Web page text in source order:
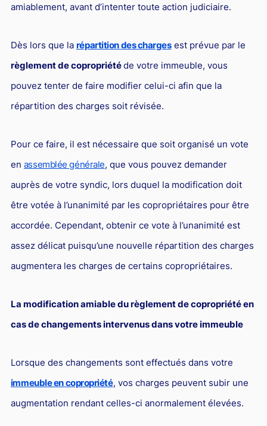
amiablement, avant d’intenter toute action judiciaire.
Dès lors que la répartition des chargesest prévue par le
règlement de copropriétéde votre immeuble, vous
pouvez tenter de faire modifier celui-ci afin que la
répartition des charges soit révisée.
Pour ce faire, il est nécessaire que soit organisé un vote
en assemblée générale, que vous pouvez demander
auprès de votre syndic, lors duquel la modification doit
être votée à l’unanimité par les copropriétaires pour être
accordée. Cependant, obtenir ce vote à l’unanimité est
assez délicat puisqu’une nouvelle répartition des charges
augmentera les charges de certains copropriétaires.
La modification amiable du règlement de copropriété en
cas de changements intervenus dans votre immeuble
Lorsque des changements sont effectués dans votre
immeuble en copropriété, vos charges peuvent subir une
augmentation rendant celles-ci anormalement élevées.